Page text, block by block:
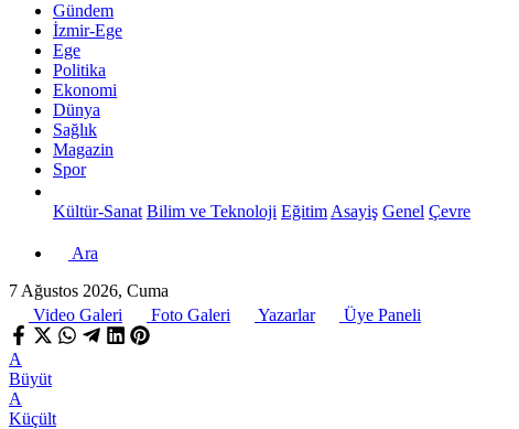
Gündem
İzmir-Ege
Ege
Politika
Ekonomi
Dünya
Sağlık
Magazin
Spor
Kültür-Sanat Bilim ve Teknoloji Eğitim Asayiş Genel Çevre
Ara
7 Ağustos 2026, Cuma
Video Galeri
Foto Galeri Yazarlar Üye Paneli
A
Büyüt
A
Küçült